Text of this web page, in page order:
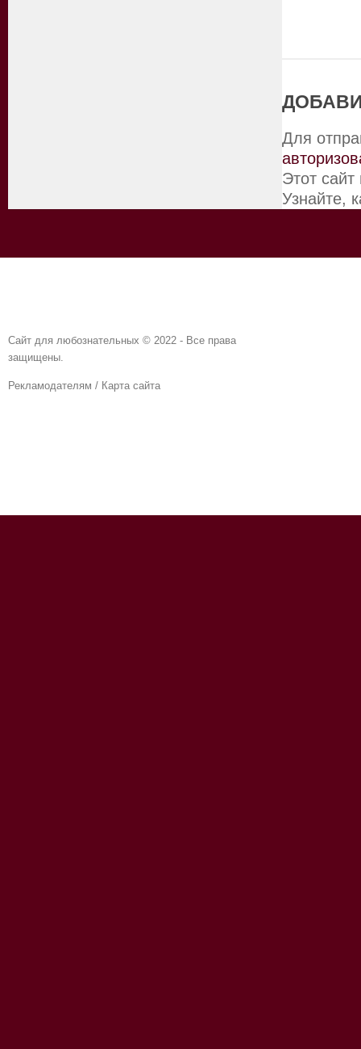
Для
Этот
Узнайте,
Сайт для любознательных © 2022 - Все права
защищены.
Рекламодателям / Карта сайта